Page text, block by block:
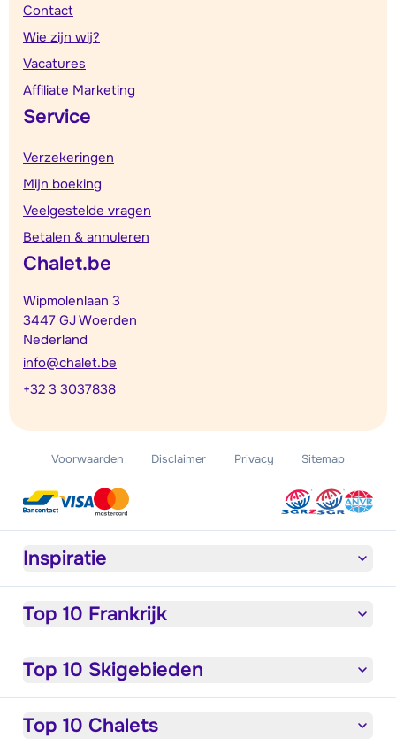
Contact
Wie zijn wij?
Vacatures
Affiliate Marketing
Service
Verzekeringen
Mijn boeking
Veelgestelde vragen
Betalen & annuleren
Chalet.be
Wipmolenlaan 3
3447 GJ Woerden
Nederland
info@chalet.be
+32 3 3037838
Voorwaarden Disclaimer Privacy Sitemap
Inspiratie
Top 10 Frankrijk
Top 10 Skigebieden
Top 10 Chalets